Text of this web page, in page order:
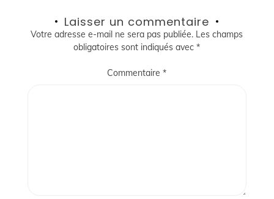
l’articleLaisser un commentaire
Votre adresse e-mail ne sera pas publiée. Les champs
obligatoires sont indiqués avec*
Commentaire*